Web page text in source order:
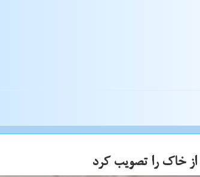
خاك را تصویب كرد